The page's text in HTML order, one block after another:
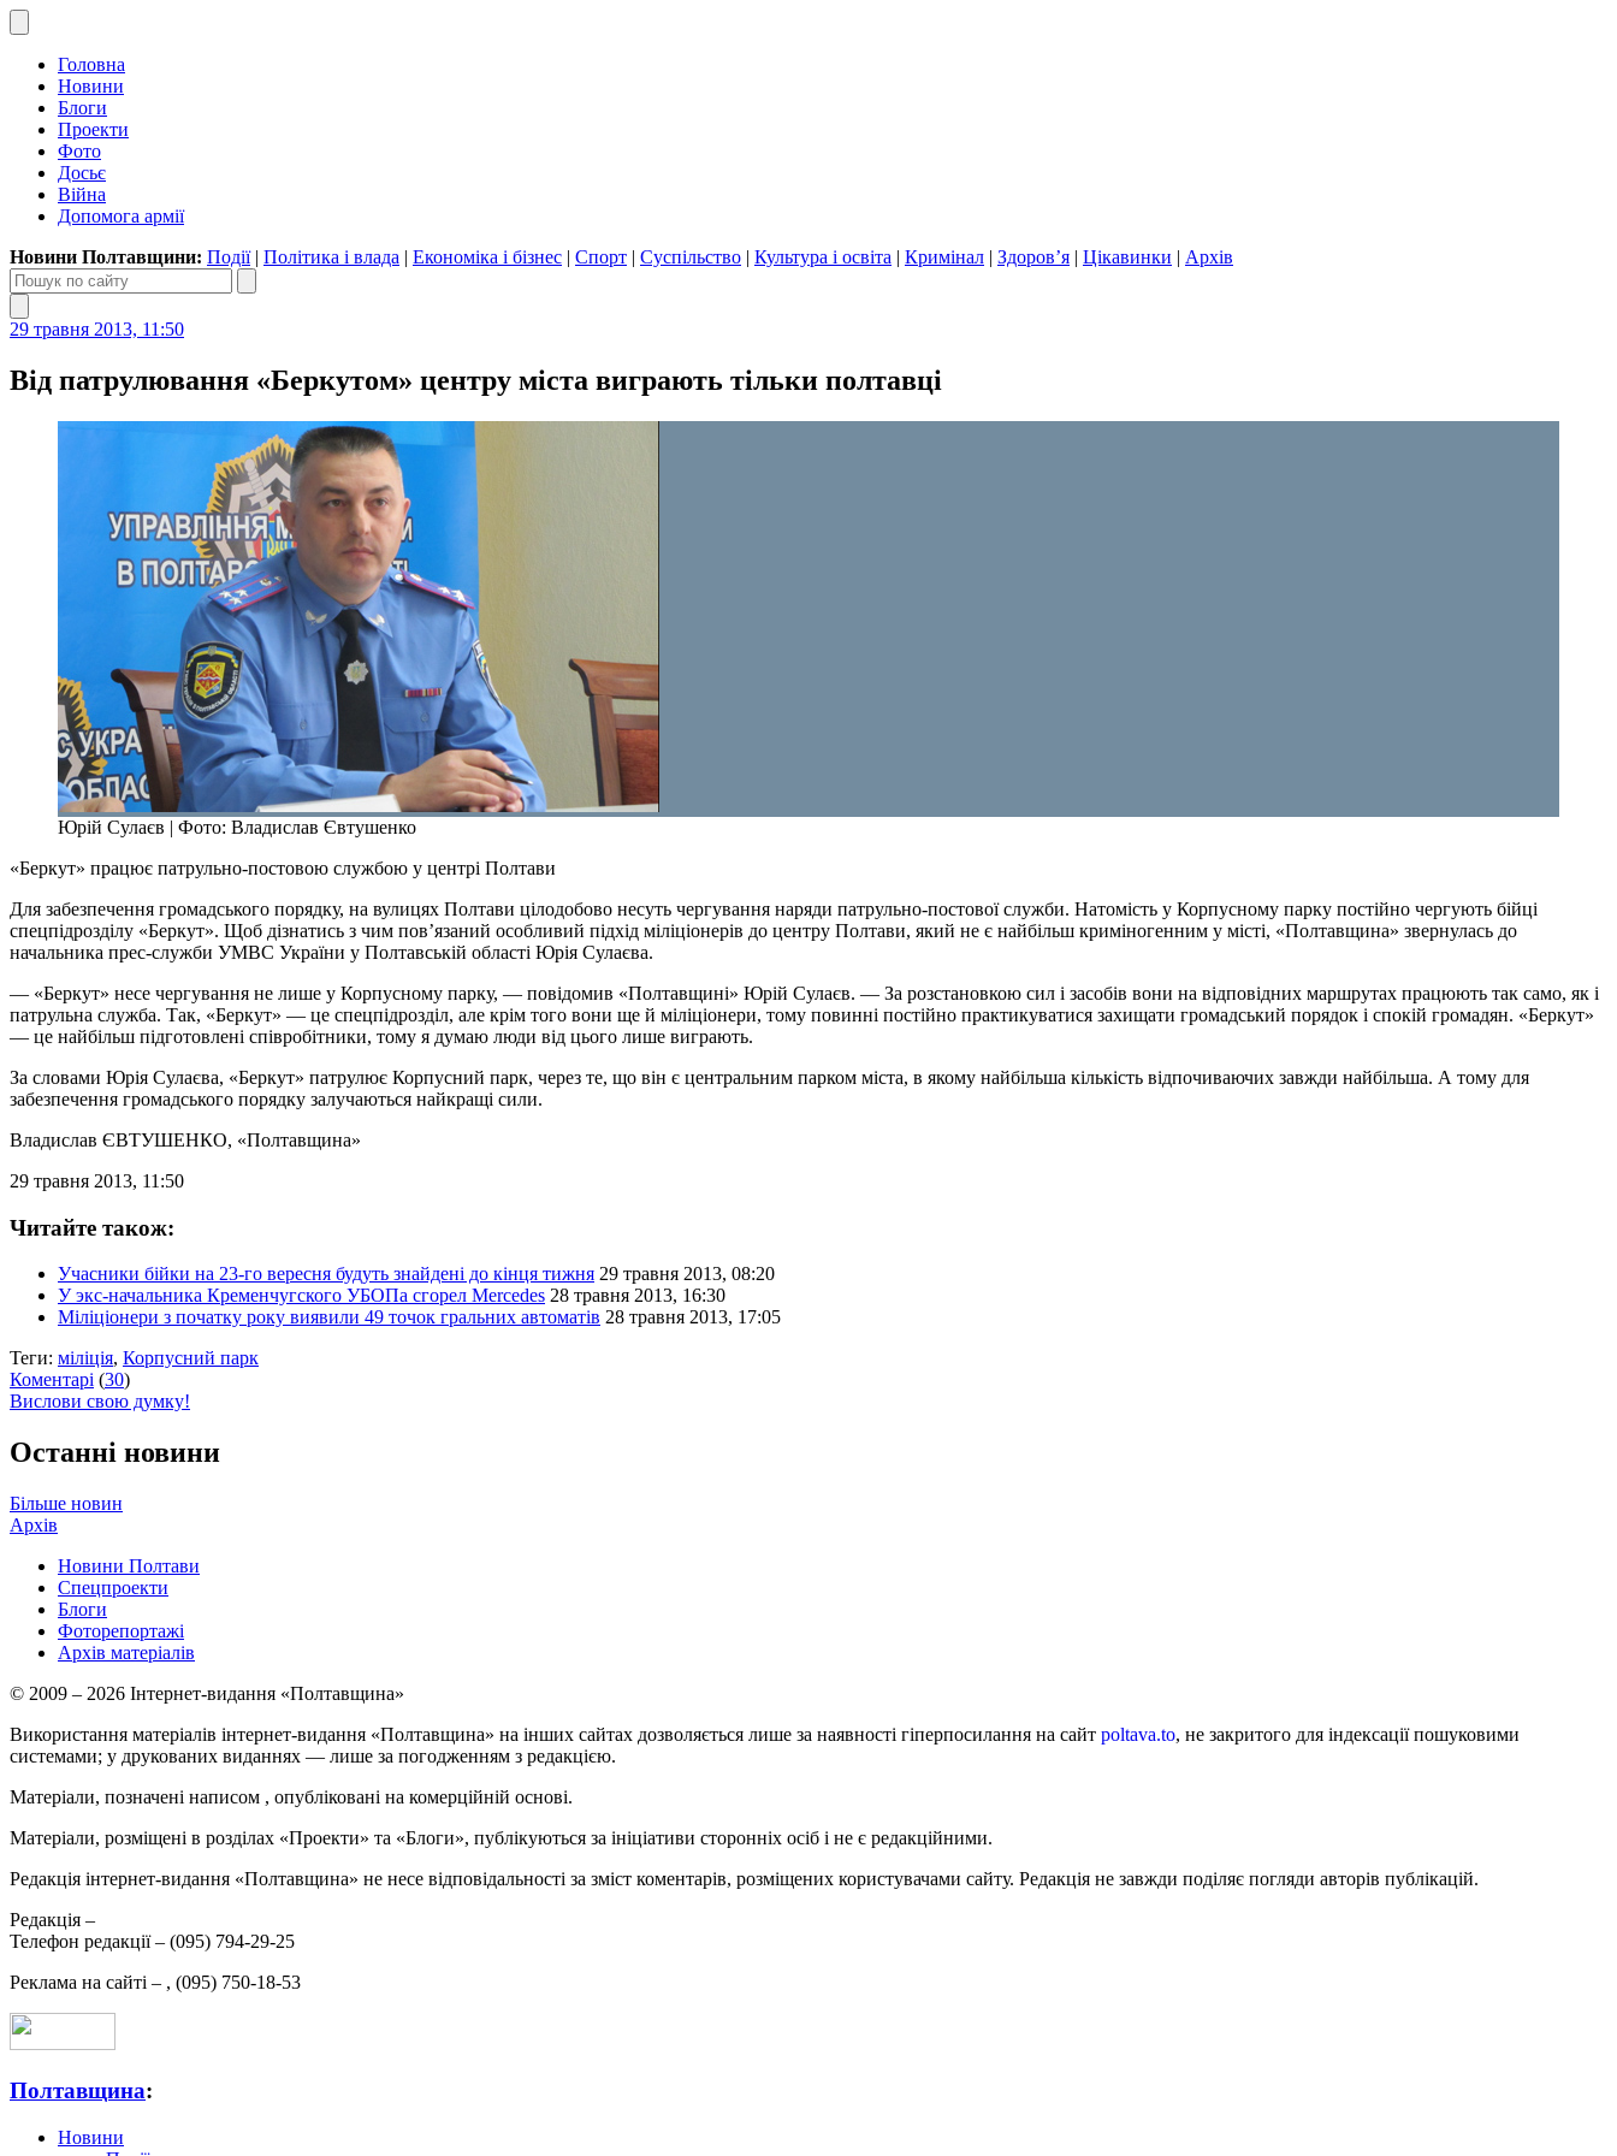
Головна
Новини
Блоги
Проекти
Фото
Досьє
Війна
Допомога армії
Новини Полтавщини: Події| Політика і влада | Економіка і бізнес | Спорт | Суспільство | Культура і освіта | Кримінал | Здоров’я | Цікавинки | Архів
29 травня 2013, 11:50
Від патрулювання «Беркутом» центру міста виграють тільки полтавці
Юрій Сулаєв | Фото: Владислав Євтушенко
«Беркут» працює патрульно-постовою службою у центрі Полтави
Для забезпечення громадського порядку, на вулицях Полтави цілодобово несуть чергування наряди патрульно-постової служби. Натомість у Корпусному парку постійно чергують бійці
спецпідрозділу «Беркут». Щоб дізнатись з чим пов’язаний особливий підхід міліціонерів до центру Полтави, який не є найбільш криміногенним у місті, «Полтавщина» звернулась до
начальника прес-служби УМВС України у Полтавській області Юрія Сулаєва.
— «Беркут» несе чергування не лише у Корпусному парку, — повідомив «Полтавщині» Юрій Сулаєв. — За розстановкою сил і засобів вони на відповідних маршрутах працюють так само, як і
патрульна служба. Так, «Беркут» — це спецпідрозділ, але крім того вони ще й міліціонери, тому повинні постійно практикуватися захищати громадський порядок і спокій громадян. «Беркут»
— це найбільш підготовлені співробітники, тому я думаю люди від цього лише виграють.
За словами Юрія Сулаєва, «Беркут» патрулює Корпусний парк, через те, що він є центральним парком міста, в якому найбільша кількість відпочиваючих завжди найбільша. А тому для
забезпечення громадського порядку залучаються найкращі сили.
Владислав ЄВТУШЕНКО, «Полтавщина»
29 травня 2013, 11:50
Читайте також:
Учасники бійки на 23-го вересня будуть знайдені до кінця тижня 29 травня 2013, 08:20
У экс-начальника Кременчугского УБОПа сгорел Mercedes 28 травня 2013, 16:30
Міліціонери з початку року виявили 49 точок гральних автоматів 28 травня 2013, 17:05
Теги: міліція, Корпусний парк
Коментарі (30)
Вислови свою думку!
Останні новини
Більше новин
Архів
Новини Полтави
Спецпроекти
Блоги
Фоторепортажі
Архів матеріалів
© 2009 – 2026 Інтернет-видання «Полтавщина»
Використання матеріалів інтернет-видання «Полтавщина» на інших сайтах дозволяється лише за наявності гіперпосилання на сайт poltava.to, не закритого для індексації пошуковими
системами; у друкованих виданнях — лише за погодженням з редакцією.
Матеріали, позначені написом , опубліковані на комерційній основі.
Матеріали, розміщені в розділах «Проекти» та «Блоги», публікуються за ініціативи сторонніх осіб і не є редакційними.
Редакція інтернет-видання «Полтавщина» не несе відповідальності за зміст коментарів, розміщених користувачами сайту. Редакція не завжди поділяє погляди авторів публікацій.
Редакція –
Телефон редакції – (095) 794-29-25
Реклама на сайті – , (095) 750-18-53
Полтавщина:
Новини